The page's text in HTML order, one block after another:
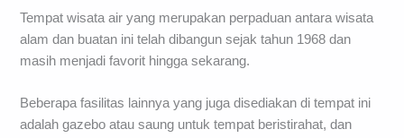
Tempat wisata air yang merupakan perpaduan antara wisata
alam dan buatan ini telah dibangun sejak tahun 1968 dan
masih menjadi favorit hingga sekarang.
Beberapa fasilitas lainnya yang juga disediakan di tempat ini
adalah gazebo atau saung untuk tempat beristirahat, dan